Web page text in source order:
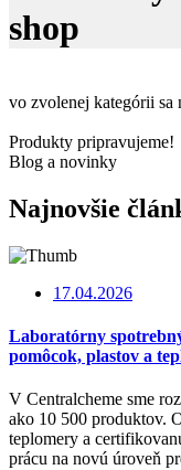
shop
vo zvolenej kategórii sa
Produkty pripravujeme!
Blog a novinky
Najnovšie
17.04.2026
Laboratórny
pomôcok, plastov a
V Centralcheme sme
ako 10 500 produktov.
teplomery a
prácu na novú úroveň